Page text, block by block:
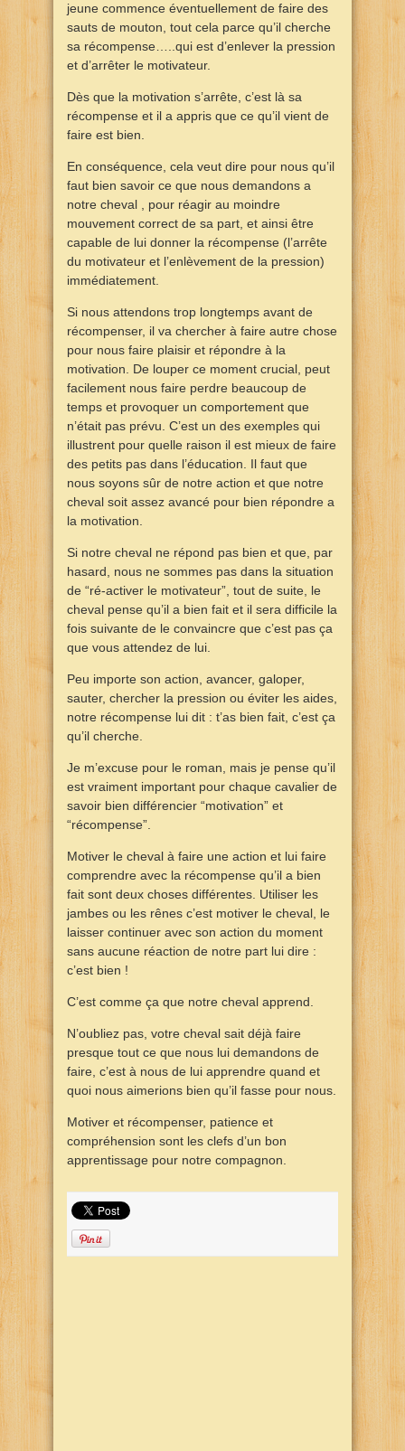
jeune commence éventuellement de faire des
sauts de mouton, tout cela parce qu’il cherche
sa récompense…..qui est d’enlever la pression
et d’arrêter le motivateur.
Dès que la motivation s’arrête, c’est là sa
récompense et il a appris que ce qu’il vient de
faire est bien.
En conséquence, cela veut dire pour nous qu’il
faut bien savoir ce que nous demandons a
notre cheval , pour réagir au moindre
mouvement correct de sa part, et ainsi être
capable de lui donner la récompense (l’arrête
du motivateur et l’enlèvement de la pression)
immédiatement.
Si nous attendons trop longtemps avant de
récompenser, il va chercher à faire autre chose
pour nous faire plaisir et répondre à la
motivation. De louper ce moment crucial, peut
facilement nous faire perdre beaucoup de
temps et provoquer un comportement que
n’était pas prévu. C’est un des exemples qui
illustrent pour quelle raison il est mieux de faire
des petits pas dans l’éducation. Il faut que
nous soyons sûr de notre action et que notre
cheval soit assez avancé pour bien répondre a
la motivation.
Si notre cheval ne répond pas bien et que, par
hasard, nous ne sommes pas dans la situation
de “ré-activer le motivateur”, tout de suite, le
cheval pense qu’il a bien fait et il sera difficile la
fois suivante de le convaincre que c’est pas ça
que vous attendez de lui.
Peu importe son action, avancer, galoper,
sauter, chercher la pression ou éviter les aides,
notre récompense lui dit : t’as bien fait, c’est ça
qu’il cherche.
Je m’excuse pour le roman, mais je pense qu’il
est vraiment important pour chaque cavalier de
savoir bien différencier “motivation” et
“récompense”.
Motiver le cheval à faire une action et lui faire
comprendre avec la récompense qu’il a bien
fait sont deux choses différentes. Utiliser les
jambes ou les rênes c’est motiver le cheval, le
laisser continuer avec son action du moment
sans aucune réaction de notre part lui dire :
c’est bien !
C’est comme ça que notre cheval apprend.
N’oubliez pas, votre cheval sait déjà faire
presque tout ce que nous lui demandons de
faire, c’est à nous de lui apprendre quand et
quoi nous aimerions bien qu’il fasse pour nous.
Motiver et récompenser, patience et
compréhension sont les clefs d’un bon
apprentissage pour notre compagnon.